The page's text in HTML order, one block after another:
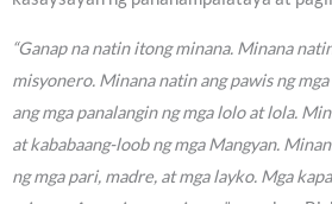
“Ganap na natin itong minana. Minana
misyonero. Minana natin ang pawis ng
ang mga panalangin ng mga lolo at lola.
at kababaang-loob ng mga Mangyan.
ng mga pari, madre, at mga layko. Mga